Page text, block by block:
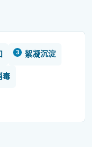
絮凝沉淀
毒